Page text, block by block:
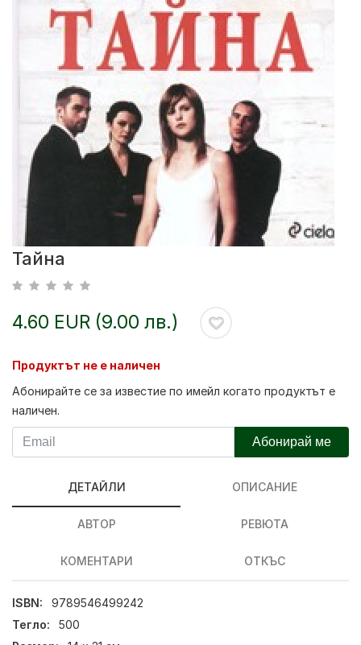
Тайна
4.60 EUR (9.00 лв.)
Продуктът не е наличен
Абонирайте се за известие по имейл когато продуктът е
наличен.
Абонирай ме
ДЕТАЙЛИ ОПИСАНИЕ
АВТОР РЕВЮТА
КОМЕНТАРИ ОТКЪС
ISBN:
9789546499242
Тегло:
500